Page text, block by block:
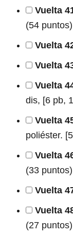
Vuelta
(54
Vuelta
Vuelta
Vuelta
dis, [6 pb,
Vuelta
poliéster.
Vuelta
(33
Vuelta
Vuelta
(27